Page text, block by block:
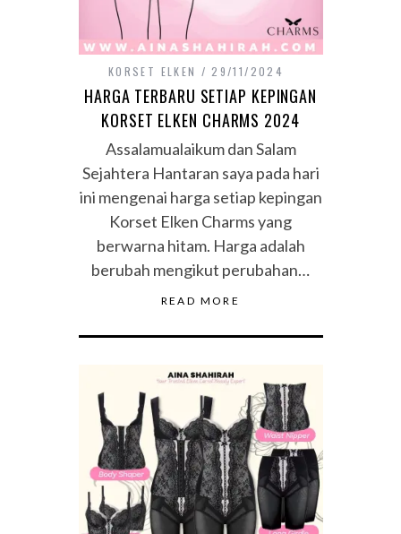
KORSET ELKEN 29/11/2024
HARGA TERBARU SETIAP KEPINGAN
KORSET ELKEN CHARMS 2024
Assalamualaikum dan Salam
Sejahtera Hantaran saya pada hari
ini mengenai harga setiap kepingan
Korset Elken Charms yang
berwarna hitam. Harga adalah
berubah mengikut perubahan…
READ MORE